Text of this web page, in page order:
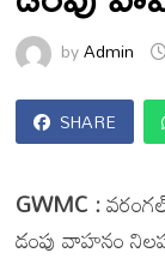
byAdmin
SHARE
GWMC :
డంపు వాహనం